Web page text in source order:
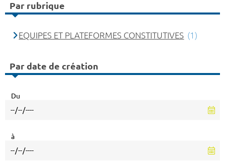
Par rubrique
EQUIPES ET PLATEFORMES CONSTITUTIVES (1)
Par date de création
Du
à